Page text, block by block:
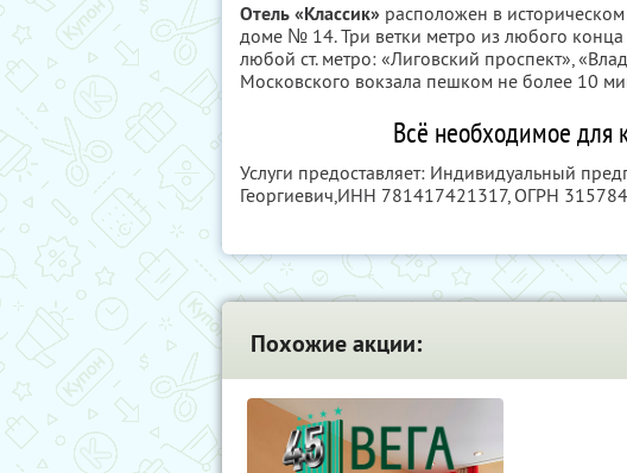
Отель «Классик» расположен в
доме № 14. Три ветки метро из любого конца
любой ст. метро: «Лиговский проспект»,
Московского вокзала пешком не более 10
Всё необходимое для
Услуги предоставляет: Индивидуальный
Георгиевич,ИНН 781417421317, ОГРН
Похожие акции: